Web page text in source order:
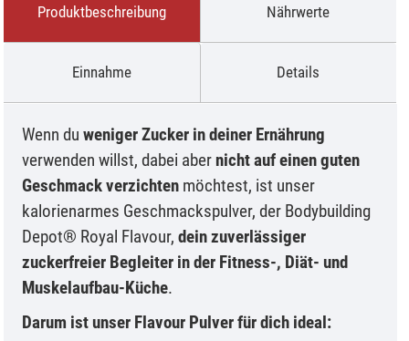
Produktbeschreibung Nährwerte
Einnahme Details
Wenn duweniger Zucker in deiner Ernährung
verwenden willst, dabei aber nicht auf einen guten
Geschmack verzichten möchtest, ist unser
kalorienarmes Geschmackspulver, der Bodybuilding
Depot® Royal Flavour,dein zuverlässiger
zuckerfreier Begleiter in der Fitness-, Diät- und
Muskelaufbau-Küche.
Darum ist unser Flavour Pulver für dich ideal: